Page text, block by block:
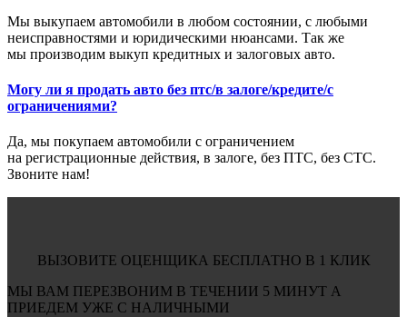
Мы выкупаем автомобили в любом состоянии, с любыми
неисправностями и юридическими нюансами. Так же
мы производим выкуп кредитных и залоговых авто.
Могу ли я продать авто без птс/в залоге/кредите/с
ограничениями?
Да, мы покупаем автомобили с ограничением
на регистрационные действия, в залоге, без ПТС, без СТС.
Звоните нам!
ВЫЗОВИТЕ ОЦЕНЩИКА БЕСПЛАТНО В 1 КЛИК
МЫ ВАМ ПЕРЕЗВОНИМ В ТЕЧЕНИИ 5 МИНУТ А
ПРИЕДЕМ УЖЕ С НАЛИЧНЫМИ